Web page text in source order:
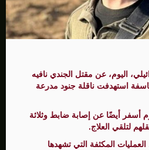
اليوم، عن مقتل الجندي نافيه
استهدفت ناقلة جنود مدرعة
أسفر أيضًا عن إصابة ضابط وثلاثة
لتلقي العلاج.
المكثفة التي تشهدها